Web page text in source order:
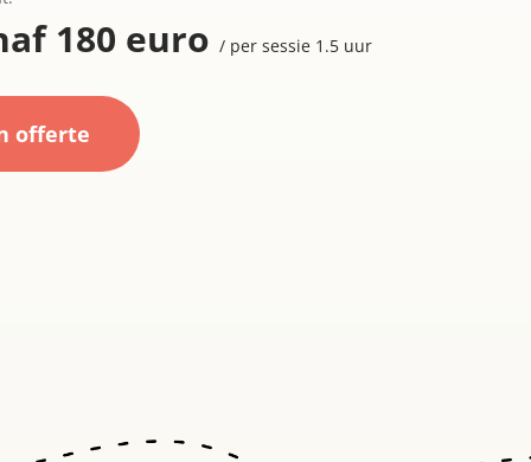
180 euro / per sessie 1.5 uur
offerte